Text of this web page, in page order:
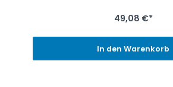
49,08 €*
In den Warenkorb